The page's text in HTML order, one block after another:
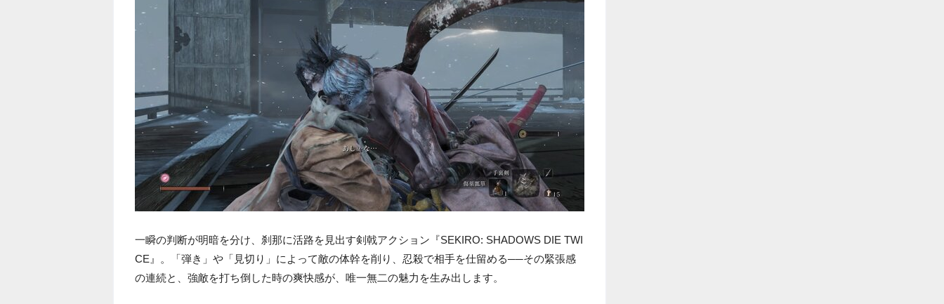
一瞬の判断が明暗を分け、刹那に活路を見出す剣戟アクション『SEKIRO: SHADOWS DIE TWI
CE』。「弾き」や「見切り」によって敵の体幹を削り、忍殺で相手を仕留める──その緊張感
の連続と、強敵を打ち倒した時の爽快感が、唯一無二の魅力を生み出します。